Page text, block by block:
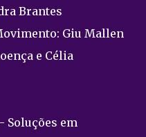
Brantes
Giu Mallen
e Célia
Soluções em